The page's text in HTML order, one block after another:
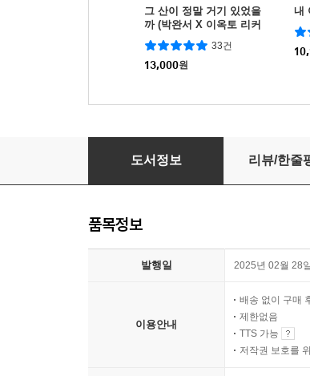
그 산이 정말 거기 있었을
까 (박완서 X 이옥토 리커
버 특별판))
33건
13,000원
내
약이 되는 세월
도서정보 리뷰/한줄
품목정보
발행일 2025년 02월 28일
이용안내
배송 없이 구매
제한없음
TTS 가능
저작권 보호를